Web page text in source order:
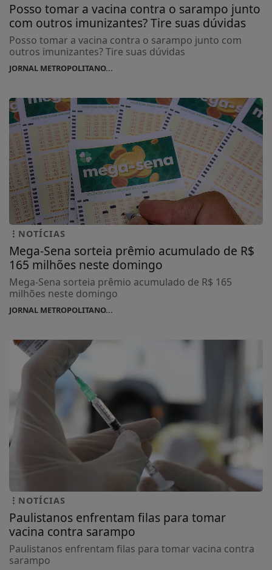
Posso tomar a vacina contra o sarampo junto
com outros imunizantes? Tire suas dúvidas
Posso tomar a vacina contra o sarampo junto com
outros imunizantes? Tire suas dúvidas
JORNAL METROPOLITANO...
NOTÍCIAS
Mega-Sena sorteia prêmio acumulado de R$
165 milhões neste domingo
Mega-Sena sorteia prêmio acumulado de R$ 165
milhões neste domingo
JORNAL METROPOLITANO...
NOTÍCIAS
Paulistanos enfrentam filas para tomar
vacina contra sarampo
Paulistanos enfrentam filas para tomar vacina contra
sarampo